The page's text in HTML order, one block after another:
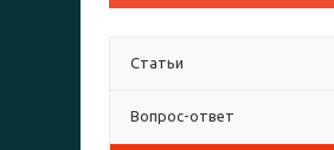
Статьи
Вопрос-ответ